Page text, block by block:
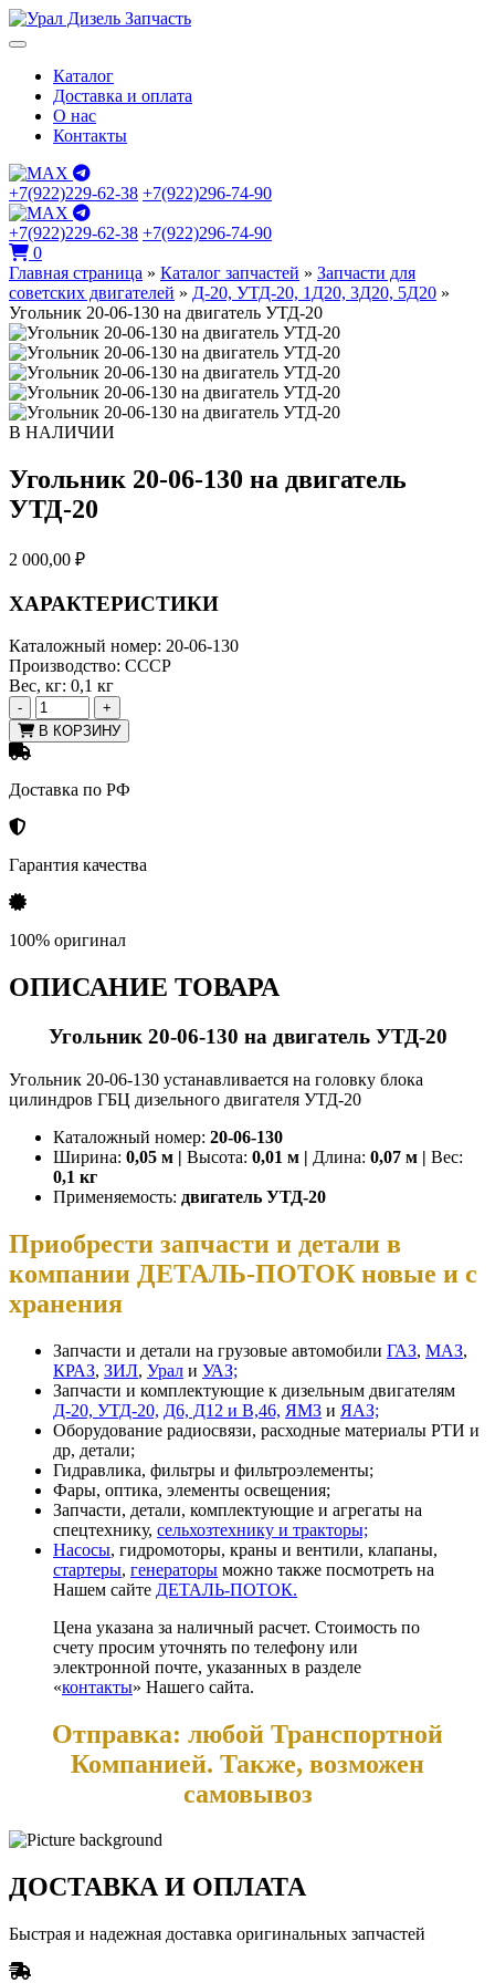
Каталог
Доставка и оплата
О нас
Контакты
+7(922)229-62-38 +7(922)296-74-90
+7(922)229-62-38 +7(922)296-74-90
0
Главная страница » Каталог запчастей » Запчасти для
советских двигателей » Д-20, УТД-20, 1Д20, 3Д20, 5Д20 »
Угольник 20-06-130 на двигатель УТД-20
В НАЛИЧИИ
Угольник 20-06-130 на двигатель
УТД-20
2 000,00 ₽
ХАРАКТЕРИСТИКИ
Каталожный номер: 20-06-130
Производство: СССР
Вес, кг: 0,1 кг
-
+
В КОРЗИНУ
Доставка по РФ
Гарантия качества
100% оригинал
ОПИСАНИЕ ТОВАРА
Угольник 20-06-130 на двигатель УТД-20
Угольник 20-06-130 устанавливается на головку блока
цилиндров ГБЦ дизельного двигателя УТД-20
Каталожный номер: 20-06-130
Ширина: 0,05 м | Высота: 0,01 м | Длина: 0,07 м | Вес:
0,1 кг
Применяемость: двигатель УТД-20
Приобрести запчасти и детали в
компании ДЕТАЛЬ-ПОТОК новые и с
хранения
Запчасти и детали на грузовые автомобили ГАЗ, МАЗ,
КРАЗ, ЗИЛ, Урал и УАЗ;
Запчасти и комплектующие к дизельным двигателям
Д-20, УТД-20, Д6, Д12 и В,46, ЯМЗ и ЯАЗ;
Оборудование радиосвязи, расходные материалы РТИ и
др, детали;
Гидравлика, фильтры и фильтроэлементы;
Фары, оптика, элементы освещения;
Запчасти, детали, комплектующие и агрегаты на
спецтехнику, сельхозтехнику и тракторы;
Насосы, гидромоторы, краны и вентили, клапаны,
стартеры, генераторы можно также посмотреть на
Нашем сайте ДЕТАЛЬ-ПОТОК.
Цена указана за наличный расчет. Стоимость по
счету просим уточнять по телефону или
электронной почте, указанных в разделе
«контакты» Нашего сайта.
Отправка: любой Транспортной
Компанией. Также, возможен
самовывоз
ДОСТАВКА И ОПЛАТА
Быстрая и надежная доставка оригинальных запчастей